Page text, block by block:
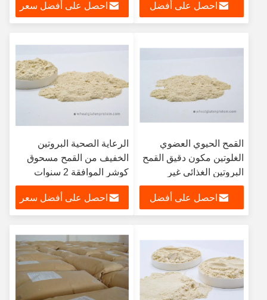
احصل على أفضل
Dmg90احصل على أفضل سعر
القمح الحيوي العضوي
الغلوتين مكون دقيق القمح
البروتين الغذائي غير
المعدل وراثيا
احصل على أفضل
الرعاية الصحية البروتين
الخفيف من القمح مسحوق
كوشر الموافقة 2 سنوات
احصل على أفضل سعر